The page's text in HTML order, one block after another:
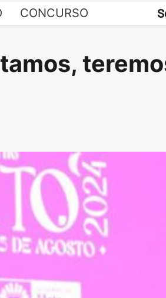
CONCURSO